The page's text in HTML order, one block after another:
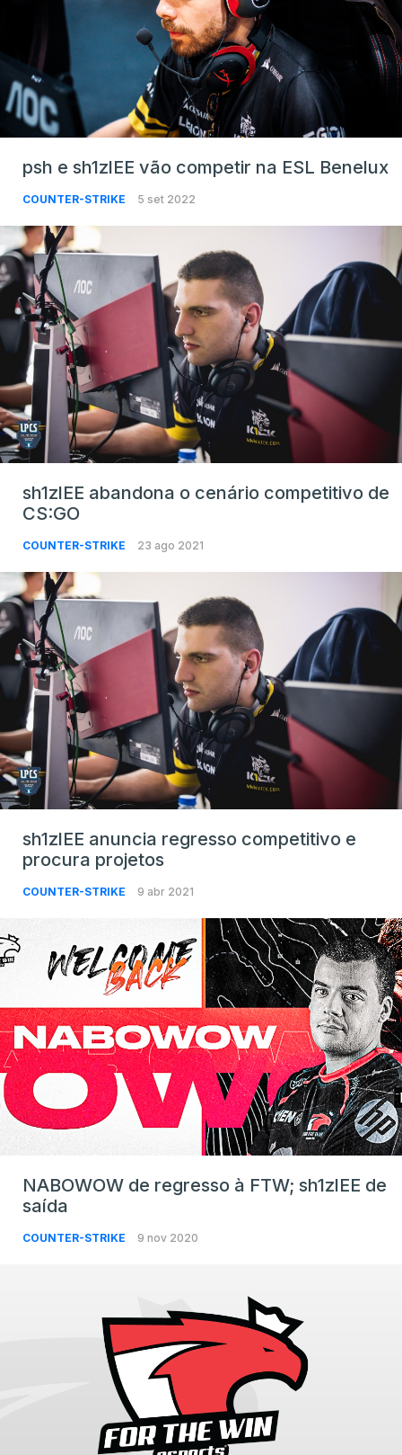
psh e sh1zlEE vão competir na ESL Benelux
COUNTER-STRIKE 5 set 2022
sh1zlEE abandona o cenário competitivo de
CS:GO
COUNTER-STRIKE 23 ago 2021
sh1zlEE anuncia regresso competitivo e
procura projetos
COUNTER-STRIKE 9 abr 2021
NABOWOW de regresso à FTW; sh1zlEE de
saída
COUNTER-STRIKE 9 nov 2020